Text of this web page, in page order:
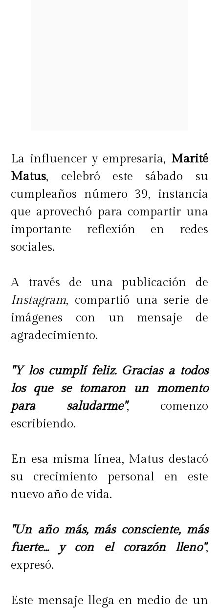
La influencer y empresaria, Marité
Matus, celebró este sábado su
cumpleaños número 39, instancia
que aprovechó para compartir una
importante reflexión en redes
sociales.
A través de una publicación de
Instagram, compartió una serie de
imágenes con un mensaje de
agradecimiento.
"Y los cumplí feliz. Gracias a todos
los que se tomaron un momento
para saludarme", comenzo
escribiendo.
En esa misma línea, Matus destacó
su crecimiento personal en este
nuevo año de vida.
"Un año más, más consciente, más
fuerte... y con el corazón lleno",
expresó.
Este mensaje llega en medio de un